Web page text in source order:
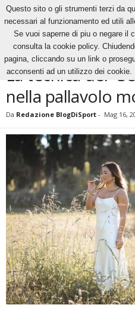
News La tecnica del “Servizio a
NEWS
La tecnica del
nella pallavolo
Da Redazione BlogDiSport - Mag 16,
Questo sito o gli strumenti terzi da
necessari al funzionamento ed utili
Se vuoi saperne di piu o negare il
consulta la cookie policy.
pagina, cliccando su un link o
acconsenti ad un utilizzo dei cookie.